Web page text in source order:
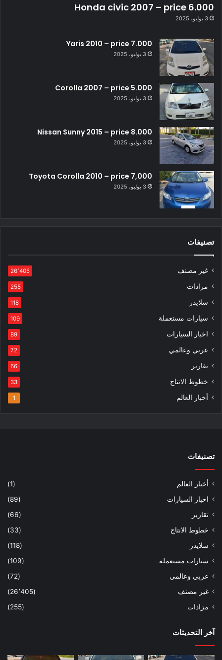
Honda civic 2007 – price 6.000
3 يوليو، 2025
Yaris 2010 – price 7.000
3 يوليو، 2025
Corolla 2007 – price 5.000
3 يوليو، 2025
Nissan Sunny 2015 – price 8.000
3 يوليو، 2025
Toyota Corolla 2010 – price 7,000
3 يوليو، 2025
تصنيفات
غير مصنف 26٬405
مزادات 255
سلايدر 118
سيارات مستعملة 109
اخبار السيارات 89
عربي وعالمي 72
تقارير 66
خطوط الانتاج 33
أخبار العالم 1
تصنيفات
أخبار العالم
(1)
اخبار السيارات
(89)
تقارير
(66)
خطوط الانتاج
(33)
سلايدر
(118)
سيارات مستعملة
(109)
عربي وعالمي
(72)
غير مصنف
(26٬405)
مزادات
(255)
آخر التحديثات